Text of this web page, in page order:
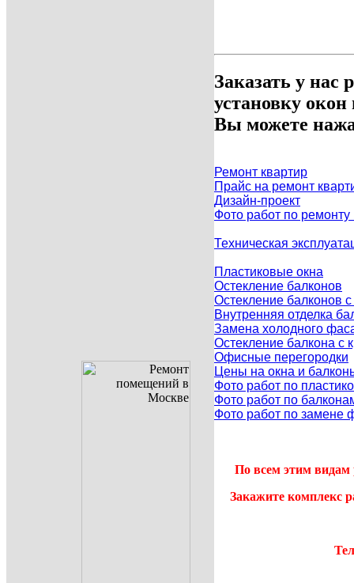
Заказать у нас
установку
Вы можете
Ремонт квартир
Прайс на ремонт
Дизайн-проект
Фото работ по ремонту
Техническая
Пластиковые окна
Остекление балконов
Остекление балконов
Внутренняя отделка
Замена холодного
Остекление балкона с
Офисные перегородки
Цены на окна и
Фото работ по
Фото работ по
Фото работ по замене
По всем этим видам
Закажите комплекс